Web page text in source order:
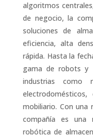
algoritmos
de negocio, la
soluciones de
eficiencia, alta
rápida. Hasta la
gama de robots y
industrias como
mobiliario. Con una
compañía es
robótica de